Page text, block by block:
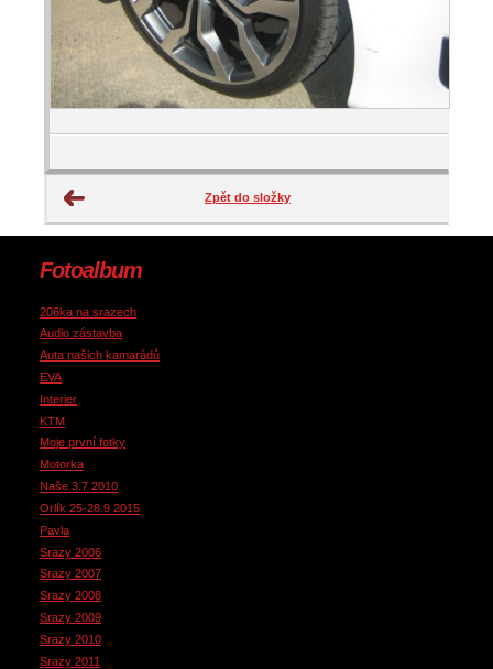
Zpět do složky
Fotoalbum
206ka na srazech
Audio zástavba
Auta našich kamarádů
EVA
Interier
KTM
Moje první fotky
Motorka
Naše 3.7 2010
Orlík 25-28.9 2015
Pavla
Srazy 2006
Srazy 2007
Srazy 2008
Srazy 2009
Srazy 2010
Srazy 2011